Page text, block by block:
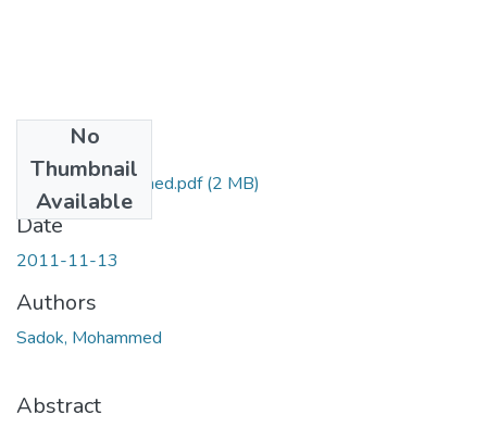
No
Thumbnail
Available
SADOK-Mohammed.pdf(2 MB)
Date
2011-11-13
Authors
Sadok, Mohammed
Abstract